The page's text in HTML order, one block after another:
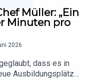
Müller: „Ein
Minuten pro
2026
dass es in
Ausbildungsplätze